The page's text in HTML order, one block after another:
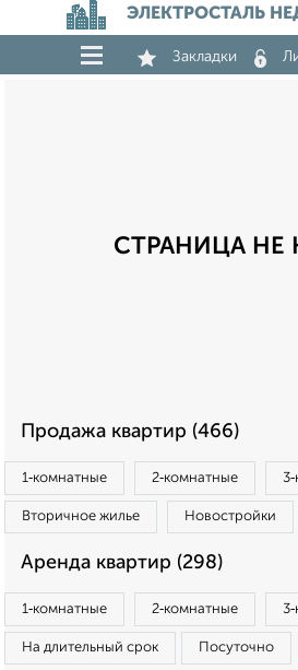
ЭЛЕКТРОСТАЛЬ
Закладки
СТРАНИЦА НЕ
Продажа квартир (466)
1‑комнатные 2‑комнатные
Вторичное жилье Новостройки
Аренда квартир (298)
1‑комнатные 2‑комнатные
На длительный срок Посуточно